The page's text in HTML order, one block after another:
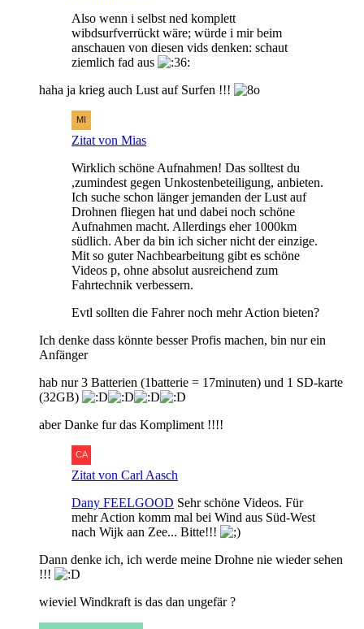
Also wenn i selbst ned komplett
wibdsurfverrückt wäre; würde i mir beim
anschauen von diesen vids denken: schaut
ziemlich fad aus
haha ja krieg auch Lust auf Surfen !!!
Zitat von Mias
Wirklich schöne Aufnahmen! Das solltest du
,zumindest gegen Unkostenbeteiligung, anbieten.
Ich suche schon länger jemanden der Lust auf
Drohnen fliegen hat und dabei noch schöne
Aufnahmen macht. Allerdings eher 1000km
südlich. Aber da bin ich sicher nicht der einzige.
Mit so guter Nachbearbeitung gibt es schöne
Videos p, ohne absolut ausreichend zum
Fahrtechnik verbessern.
Evtl sollten die Fahrer noch mehr Action bieten?
Ich denke dass könnte besser Profis machen, bin nur ein
Anfänger
hab nur 3 Batterien (1batterie = 17minuten) und 1 SD-karte
(32GB)
aber Danke fur das Kompliment !!!!
Zitat von Carl Aasch
Dany FEELGOOD Sehr schöne Videos. Für
mehr Action komm mal bei Wind aus Süd-West
nach Wijk aan Zee... Bitte!!!
Dann denke ich, ich werde meine Drohne nie wieder sehen
!!!
wieviel Windkraft is das dan ungefär ?